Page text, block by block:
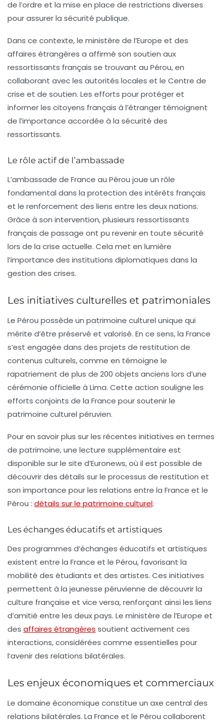
de l’ordre et la mise en place de restrictions diverses
pour assurer la sécurité publique.
Dans ce contexte, le ministère de l’Europe et des
affaires étrangères a affirmé son soutien aux
ressortissants français se trouvant au Pérou, en
collaborant avec les autorités locales et le Centre de
crise et de soutien. Les efforts pour protéger et
informer les citoyens français à l’étranger témoignent
de l’importance accordée à la sécurité des
ressortissants.
Le rôle actif de l’ambassade
L’ambassade de France au Pérou joue un rôle
fondamental dans la protection des intérêts français
et le renforcement des liens entre les deux nations.
Grâce à son intervention, plusieurs ressortissants
français de passage ont pu revenir en toute sécurité
lors de la crise actuelle. Cela met en lumière
l’importance des institutions diplomatiques dans la
gestion des crises.
Les initiatives culturelles et patrimoniales
Le Pérou possède un patrimoine culturel unique qui
mérite d’être préservé et valorisé. En ce sens, la France
s’est engagée dans des projets de restitution de
contenus culturels, comme en témoigne le
rapatriement de plus de 200 objets anciens lors d’une
cérémonie officielle à Lima. Cette action souligne les
efforts conjoints de la France pour soutenir le
patrimoine culturel péruvien.
Pour en savoir plus sur les récentes initiatives en termes
de patrimoine, une lecture supplémentaire est
disponible sur le site d’Euronews, où il est possible de
découvrir des détails sur le processus de restitution et
son importance pour les relations entre la France et le
Pérou : détails sur le patrimoine culturel.
Les échanges éducatifs et artistiques
Des programmes d’échanges éducatifs et artistiques
existent entre la France et le Pérou, favorisant la
mobilité des étudiants et des artistes. Ces initiatives
permettent à la jeunesse péruvienne de découvrir la
culture française et vice versa, renforçant ainsi les liens
d’amitié entre les deux pays. Le ministère de l’Europe et
des affaires étrangères soutient activement ces
interactions, considérées comme essentielles pour
l’avenir des relations bilatérales.
Les enjeux économiques et commerciaux
Le domaine économique constitue un axe central des
relations bilatérales. La France et le Pérou collaborent